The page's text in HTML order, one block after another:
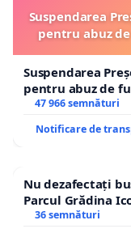
Suspendarea
pentru abuz
Suspendarea
pentru abuz de
47 966 semnături
Notificare de
Nu dezafectați
Parcul Grădina
36 semnături